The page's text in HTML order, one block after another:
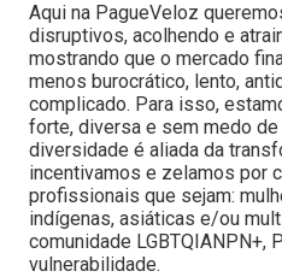
Aqui na PagueVeloz
disruptivos, acolhendo e
mostrando que o mercado
menos burocrático, lento,
complicado. Para isso,
forte, diversa e sem medo
diversidade é aliada da
incentivamos e zelamos por
profissionais que sejam:
indígenas, asiáticas e/ou
comunidade LGBTQIANPN+,
vulnerabilidade.